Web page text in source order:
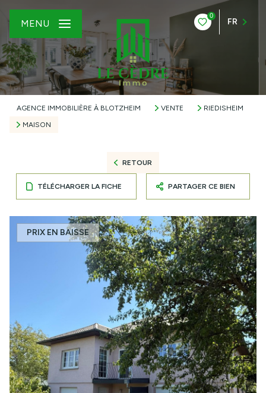
0
FR
MENU
AGENCE IMMOBILIÈRE À BLOTZHEIM VENTE
RIEDISHEIM
MAISON
RETOUR
TÉLÉCHARGER LA FICHE PARTAGER CE BIEN
PRIX EN BAISSE